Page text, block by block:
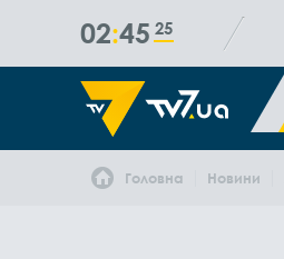
02 45 26
Головна Новини